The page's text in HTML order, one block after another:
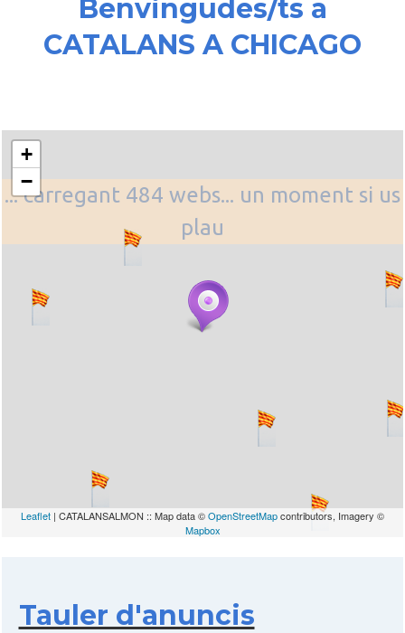
Benvingudes/ts a
CATALANS A CHICAGO
... carregant 484 webs... un moment si us
plau
+
−
Leaflet | CATALANSALMON :: Map data ©OpenStreetMapcontributors, Imagery ©
Mapbox
Tauler d'anuncis